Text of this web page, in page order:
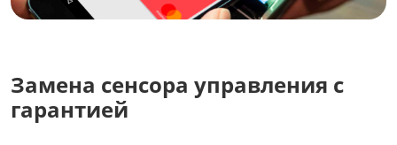
Замена сенсора управления с
гарантией